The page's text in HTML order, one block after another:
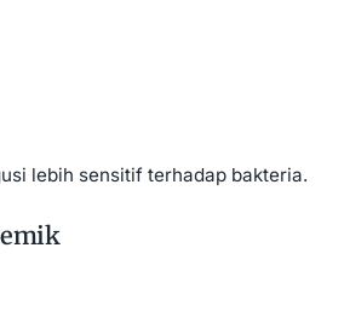
lebih sensitif terhadap bakteria.